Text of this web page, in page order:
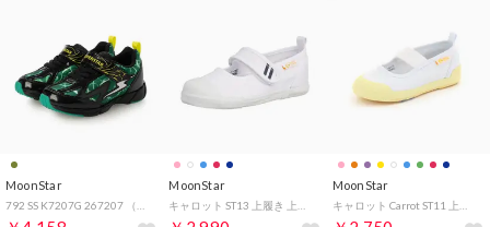
MoonStar MoonStar MoonStar